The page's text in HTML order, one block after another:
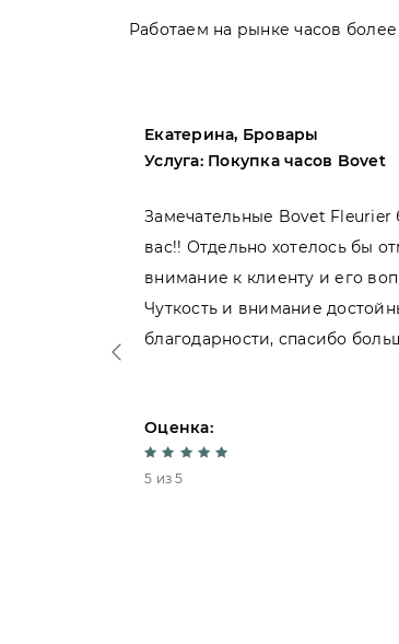
Работаем на рынке часов
Екатерина, Бровары
Услуга: Покупка часов Bovet
Замечательные Bovet Fleurier
вас!! Отдельно хотелось бы
внимание к клиенту и его
Чуткость и внимание
благодарности, спасибо
Оценка:
5 из 5